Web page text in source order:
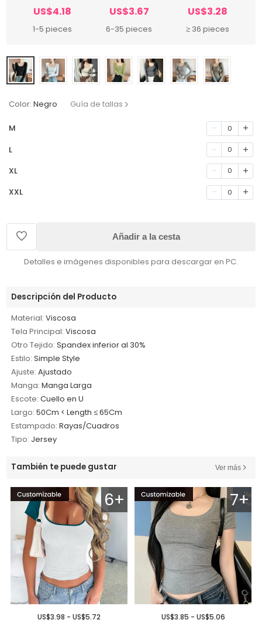
US$4.18
1-5 pieces
US$3.67
6-35 pieces
US$3.28
≥ 36 pieces
Color: Negro Guía de tallas
M 0
L 0
XL 0
XXL 0
Añadir a la cesta
Detalles e imágenes disponibles para descargar en PC.
Descripción del Producto
Material: Viscosa
Tela Principal: Viscosa
Otro Tejido: Spandex inferior al 30%
Estilo: Simple Style
Ajuste: Ajustado
Manga: Manga Larga
Escote: Cuello en U
Largo: 50Cm < Length ≤ 65Cm
Estampado: Rayas/Cuadros
Tipo: Jersey
También te puede gustar Ver más
6+
US$3.98 - US$5.72
7+
US$3.85 - US$5.06